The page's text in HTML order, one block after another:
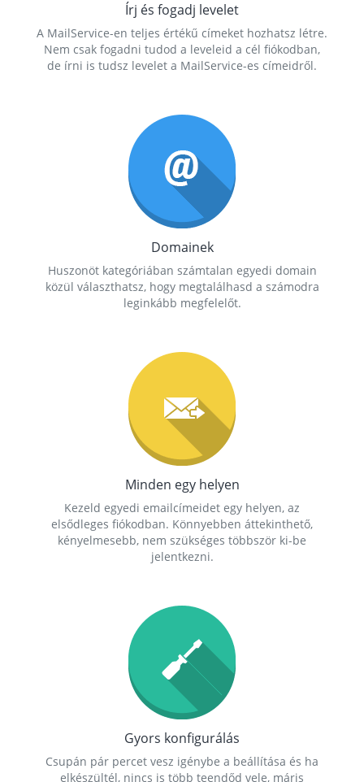
Írj és fogadj levelet
A MailService-en teljes értékű címeket hozhatsz létre.
Nem csak fogadni tudod a leveleid a cél fiókodban,
de írni is tudsz levelet a MailService-es címeidről.
Domainek
Huszonöt kategóriában számtalan egyedi domain
közül választhatsz, hogy megtalálhasd a számodra
leginkább megfelelőt.
Minden egy helyen
Kezeld egyedi emailcímeidet egy helyen, az
elsődleges fiókodban. Könnyebben áttekinthető,
kényelmesebb, nem szükséges többször ki-be
jelentkezni.
Gyors konfigurálás
Csupán pár percet vesz igénybe a beállítása és ha
elkészültél, nincs is több teendőd vele, máris